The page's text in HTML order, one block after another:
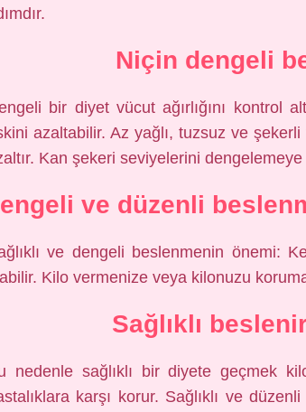
Niçin dengeli
bir diyet vücut ağırlığını kontrol
azaltabilir. Az yağlı, tuzsuz ve
Kan şekeri seviyelerini
ve düzenli
ve dengeli beslenmenin önemi:
Kilo vermenize veya kilonuzu
Sağlıklı
nedenle sağlıklı bir diyete geçmek
karşı korur. Sağlıklı ve